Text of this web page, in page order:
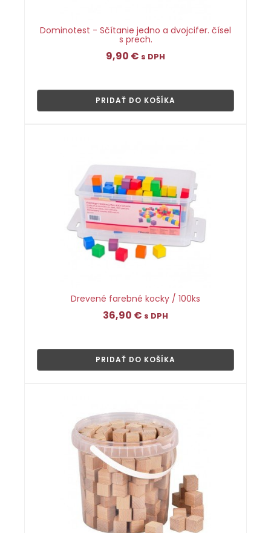
Dominotest - Sčítanie jedno a dvojcifer. čísel
s prech.
9,90 € s DPH
PRIDAŤ DO KOŠÍKA
Drevené farebné kocky / 100ks
36,90 € s DPH
PRIDAŤ DO KOŠÍKA